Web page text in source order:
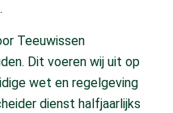
Teeuwissen
Dit voeren wij uit op
wet en regelgeving
dienst halfjaarlijks